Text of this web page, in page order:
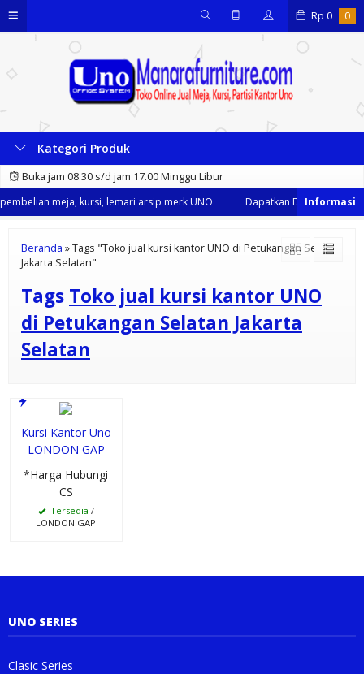
Rp 0 0
Kategori Produk
Buka jam 08.30 s/d jam 17.00 Minggu Libur
meja, kursi, lemari arsip merk UNO
Dapatkan Diskon 35%
Beranda »Tags "Toko jual kursi kantor UNO di Petukangan Selatan
Jakarta Selatan"
Tags Toko jual kursi kantor UNO
di Petukangan Selatan Jakarta
Selatan
Kursi Kantor Uno
LONDON GAP
*Harga Hubungi
CS
Tersedia /
LONDON GAP
UNO SERIES
Clasic Series